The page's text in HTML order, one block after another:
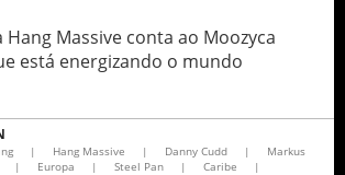
Massive conta ao Moozyca
está energizando o mundo
| Hang Massive | Danny Cudd |
Markus
| Europa | Steel Pan | Caribe |